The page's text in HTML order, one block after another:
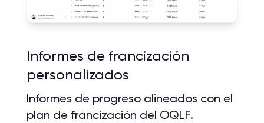
Informes de francización
personalizados
Informes de progreso alineados con el
plan de francización del OQLF.